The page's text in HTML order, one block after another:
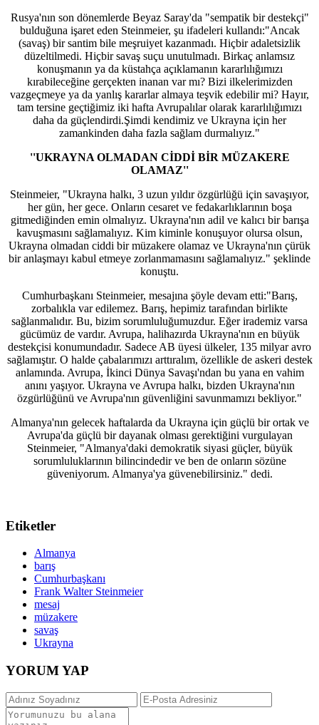
Rusya'nın son dönemlerde Beyaz Saray'da "sempatik bir destekçi"
bulduğuna işaret eden Steinmeier, şu ifadeleri kullandı:"Ancak
(savaş) bir santim bile meşruiyet kazanmadı. Hiçbir adaletsizlik
düzeltilmedi. Hiçbir savaş suçu unutulmadı. Birkaç anlamsız
konuşmanın ya da küstahça açıklamanın kararlılığımızı
kırabileceğine gerçekten inanan var mı? Bizi ilkelerimizden
vazgeçmeye ya da yanlış kararlar almaya teşvik edebilir mi? Hayır,
tam tersine geçtiğimiz iki hafta Avrupalılar olarak kararlılığımızı
daha da güçlendirdi.Şimdi kendimiz ve Ukrayna için her
zamankinden daha fazla sağlam durmalıyız."
''UKRAYNA OLMADAN CİDDİ BİR MÜZAKERE
OLAMAZ''
Steinmeier, "Ukrayna halkı, 3 uzun yıldır özgürlüğü için savaşıyor,
her gün, her gece. Onların cesaret ve fedakarlıklarının boşa
gitmediğinden emin olmalıyız. Ukrayna'nın adil ve kalıcı bir barışa
kavuşmasını sağlamalıyız. Kim kiminle konuşuyor olursa olsun,
Ukrayna olmadan ciddi bir müzakere olamaz ve Ukrayna'nın çürük
bir anlaşmayı kabul etmeye zorlanmamasını sağlamalıyız." şeklinde
konuştu.
Cumhurbaşkanı Steinmeier, mesajına şöyle devam etti:"Barış,
zorbalıkla var edilemez. Barış, hepimiz tarafından birlikte
sağlanmalıdır. Bu, bizim sorumluluğumuzdur. Eğer irademiz varsa
gücümüz de vardır. Avrupa, halihazırda Ukrayna'nın en büyük
destekçisi konumundadır. Sadece AB üyesi ülkeler, 135 milyar avro
sağlamıştır. O halde çabalarımızı arttıralım, özellikle de askeri destek
anlamında. Avrupa, İkinci Dünya Savaşı'ndan bu yana en vahim
anını yaşıyor. Ukrayna ve Avrupa halkı, bizden Ukrayna'nın
özgürlüğünü ve Avrupa'nın güvenliğini savunmamızı bekliyor."
Almanya'nın gelecek haftalarda da Ukrayna için güçlü bir ortak ve
Avrupa'da güçlü bir dayanak olması gerektiğini vurgulayan
Steinmeier, "Almanya'daki demokratik siyasi güçler, büyük
sorumluluklarının bilincindedir ve ben de onların sözüne
güveniyorum. Almanya'ya güvenebilirsiniz." dedi.
Etiketler
Almanya
barış
Cumhurbaşkanı
Frank Walter Steinmeier
mesaj
müzakere
savaş
Ukrayna
YORUM YAP